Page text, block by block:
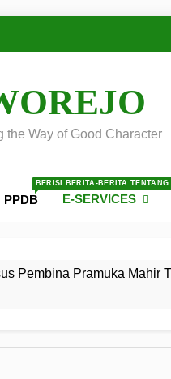
the Way of Good Character
PPDB
BERISI BERITA-BERITA
E-SERVICES
Pembina Pramuka Mahir
11 Purworejo: